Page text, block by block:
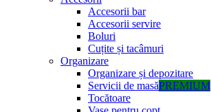
Accesorii bar
Accesorii servire
Boluri
Cuțite și tacâmuri
Organizare
Organizare și depozitare
Servicii de masăPREMIUM
Tocătoare